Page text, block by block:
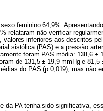
feminino 64,9%.
relataram não verificar
inferiores aos descritos
sistólica (PAS) e a pressão
foram PAS média: 138,6 ±
de 131,5 ± 19,9 mmHg e 81,5
do PAS (p 0,019), mas não
da PA tenha sido significativa,